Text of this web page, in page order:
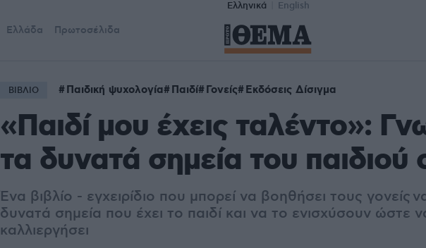
Ελληνικά English
Ελλάδα Πρωτοσέλιδα
ΒΙΒΛΙΟ Παιδική ψυχολογία Παιδί Γονείς Εκδόσεις Δίσιγμα
«Παιδί μου έχεις ταλέντο»:
τα δυνατά σημεία του παιδιού
Ένα βιβλίο - εγχειρίδιο που μπορεί να βοηθήσει τους γονείς
δυνατά σημεία που έχει το παιδί και να το ενισχύσουν ώστε
καλλιεργήσει